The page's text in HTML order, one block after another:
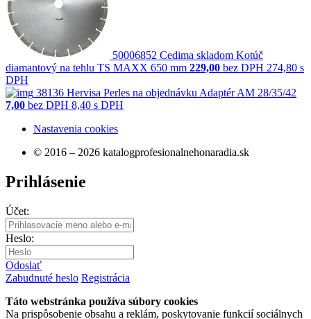
50006852 Cedima skladom Kotúč
diamantový na tehlu TS MAXX 650 mm 229,00 bez DPH 274,80 s
DPH
38136 Hervisa Perles na objednávku Adaptér AM 28/35/42
7,00 bez DPH 8,40 s DPH
Nastavenia cookies
© 2016 – 2026 katalogprofesionalnehonaradia.sk
Prihlásenie
Účet:
Heslo:
Odoslať
Zabudnuté heslo Registrácia
Táto webstránka používa súbory cookies
Na prispôsobenie obsahu a reklám, poskytovanie funkcií sociálnych